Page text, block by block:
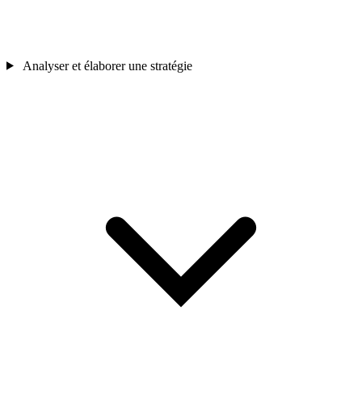
Analyser et élaborer une stratégie